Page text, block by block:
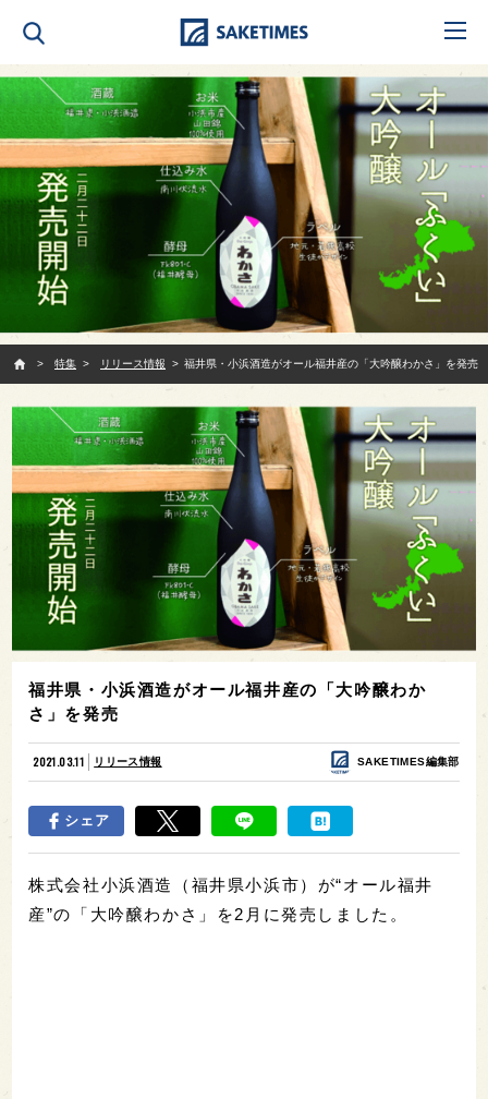
特集
リリース情報 福井県・小浜酒造がオール福井産の「大吟醸わかさ」を発売
福井県・小浜酒造がオール福井産の「大吟醸わか
さ」を発売
2021.03.11 リリース情報 SAKETIMES編集部
シェア
株式会社小浜酒造（福井県小浜市）が“オール福井
産”の「大吟醸わかさ」を2月に発売しました。